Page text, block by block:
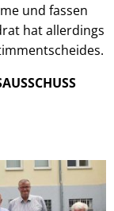
und fassen
hat allerdings